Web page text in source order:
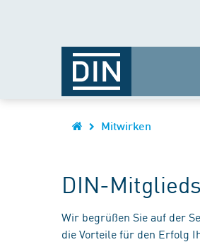
Mitwirken
DIN-
Wir begrüßen Sie auf der
die Vorteile für den Erfolg